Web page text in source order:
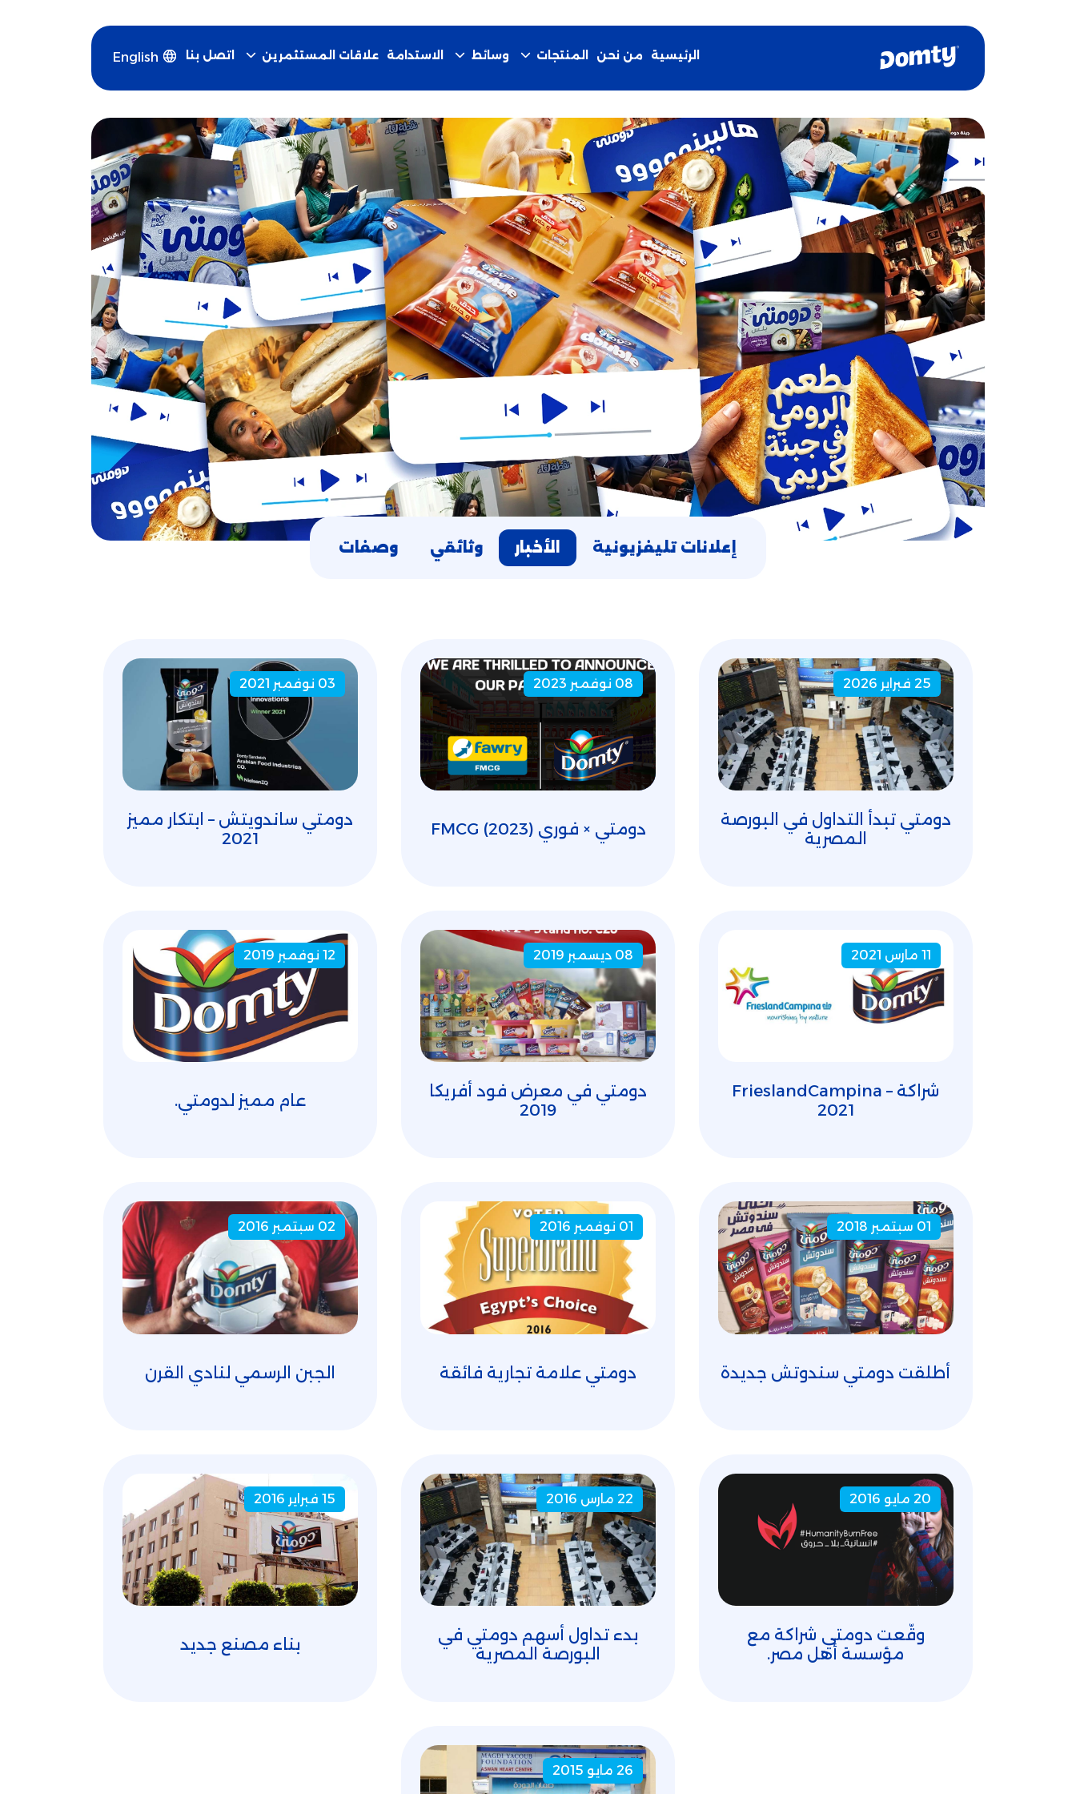
الرئيسية من نحن المنتجات وسائط الاستدامة علاقات المستثمرين اتصل بنا English
إعلانات تليفزيونية الأخبار وثائقي وصفات
25 فبراير 2026
دومتي تبدأ التداول في البورصة
المصرية
08 نوفمبر 2023
دومتي × فوري FMCG (2023)
03 نوفمبر 2021
دومتي ساندويتش – ابتكار مميز
2021
11 مارس 2021
شراكة FrieslandCampina –
2021
08 ديسمبر 2019
دومتي في معرض فود أفريكا
2019
12 نوفمبر 2019
عام مميز لدومتي.
01 سبتمبر 2018
أطلقت دومتي سندوتش جديدة
01 نوفمبر 2016
دومتي علامة تجارية فائقة
02 سبتمبر 2016
الجبن الرسمي لنادي القرن
20 مايو 2016
وقّعت دومتي شراكة مع
مؤسسة أهل مصر.
22 مارس 2016
بدء تداول أسهم دومتي في
البورصة المصرية
15 فبراير 2016
بناء مصنع جديد
26 مايو 2015